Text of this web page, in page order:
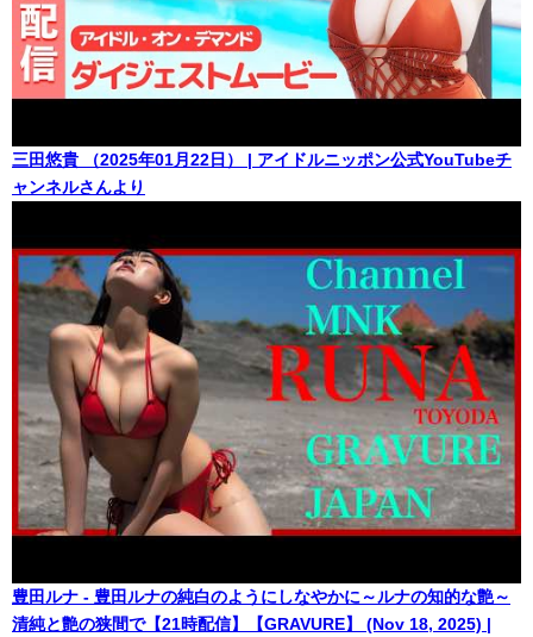
三田悠貴 （2025年01月22日） | アイドルニッポン公式YouTubeチ
ャンネルさんより
豊田ルナ - 豊田ルナの純白のようにしなやかに～ルナの知的な艶～
清純と艶の狭間で【21時配信】【GRAVURE】 (Nov 18, 2025) |